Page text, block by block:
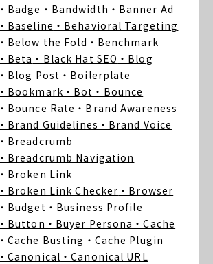
・Badge ・Bandwidth ・Banner Ad
・Baseline ・Behavioral Targeting
・Below the Fold ・Benchmark
・Beta ・Black Hat SEO ・Blog
・Blog Post ・Boilerplate
・Bookmark ・Bot ・Bounce
・Bounce Rate ・Brand Awareness
・Brand Guidelines ・Brand Voice
・Breadcrumb
・Breadcrumb Navigation
・Broken Link
・Broken Link Checker ・Browser
・Budget ・Business Profile
・Button ・Buyer Persona ・Cache
・Cache Busting ・Cache Plugin
・Canonical ・Canonical URL